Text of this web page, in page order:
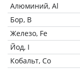
Алюминий, Al
Бор, B
Железо, Fe
Йод, I
Кобальт, Co